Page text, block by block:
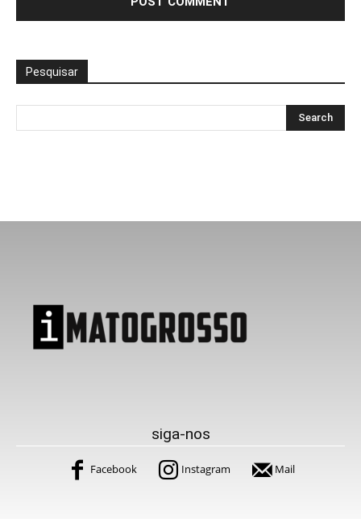
Pesquisar
siga-nos
Facebook Instagram Mail